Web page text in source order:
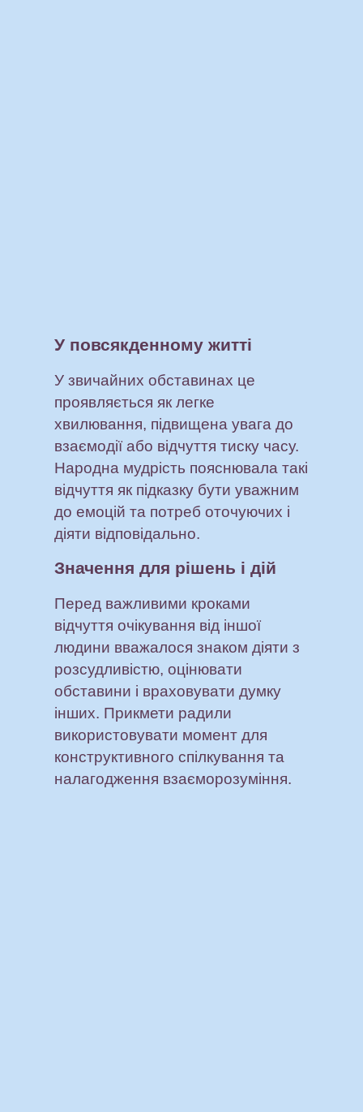
У повсякденному житті
У звичайних обставинах це
проявляється як легке
хвилювання, підвищена увага до
взаємодії або відчуття тиску часу.
Народна мудрість пояснювала такі
відчуття як підказку бути уважним
до емоцій та потреб оточуючих і
діяти відповідально.
Значення для рішень і дій
Перед важливими кроками
відчуття очікування від іншої
людини вважалося знаком діяти з
розсудливістю, оцінювати
обставини і враховувати думку
інших. Прикмети радили
використовувати момент для
конструктивного спілкування та
налагодження взаєморозуміння.